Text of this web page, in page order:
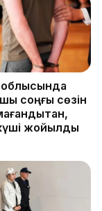
соңғы сөзін
жойылды